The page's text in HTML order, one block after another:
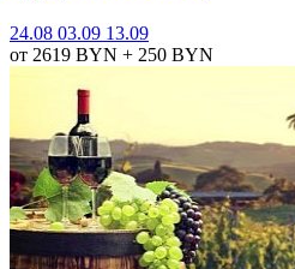
24.08 03.09 13.09
от 2619 BYN + 250 BYN